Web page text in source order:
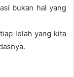
bukan hal yang
lelah yang kita